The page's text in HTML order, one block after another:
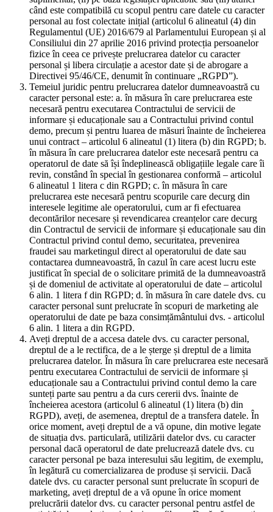
când este compatibilă cu scopul pentru care datele cu caracter
personal au fost colectate inițial (articolul 6 alineatul (4) din
Regulamentul (UE) 2016/679 al Parlamentului European și al
Consiliului din 27 aprilie 2016 privind protecția persoanelor
fizice în ceea ce privește prelucrarea datelor cu caracter
personal și libera circulație a acestor date și de abrogare a
Directivei 95/46/CE, denumit în continuare „RGPD”).
Temeiul juridic pentru prelucrarea datelor dumneavoastră cu
caracter personal este: a. în măsura în care prelucrarea este
necesară pentru executarea Contractului de servicii de
informare și educaționale sau a Contractului privind contul
demo, precum și pentru luarea de măsuri înainte de încheierea
unui contract – articolul 6 alineatul (1) litera (b) din RGPD; b.
în măsura în care prelucrarea datelor este necesară pentru ca
operatorul de date să își îndeplinească obligațiile legale care îi
revin, constând în special în gestionarea conformă – articolul
6 alineatul 1 litera c din RGPD; c. în măsura în care
prelucrarea este necesară pentru scopurile care decurg din
interesele legitime ale operatorului, cum ar fi efectuarea
decontărilor necesare și revendicarea creanțelor care decurg
din Contractul de servicii de informare și educaționale sau din
Contractul privind contul demo, securitatea, prevenirea
fraudei sau marketingul direct al operatorului de date sau
contactarea dumneavoastră, în cazul în care acest lucru este
justificat în special de o solicitare primită de la dumneavoastră
și de domeniul de activitate al operatorului de date – articolul
6 alin. 1 litera f din RGPD; d. în măsura în care datele dvs. cu
caracter personal sunt prelucrate în scopuri de marketing ale
operatorului de date pe baza consimțământului dvs. - articolul
6 alin. 1 litera a din RGPD.
Aveți dreptul de a accesa datele dvs. cu caracter personal,
dreptul de a le rectifica, de a le șterge și dreptul de a limita
prelucrarea datelor. În măsura în care prelucrarea este necesară
pentru executarea Contractului de servicii de informare și
educaționale sau a Contractului privind contul demo la care
sunteți parte sau pentru a da curs cererii dvs. înainte de
încheierea acestora (articolul 6 alineatul (1) litera (b) din
RGPD), aveți, de asemenea, dreptul de a transfera datele. În
orice moment, aveți dreptul de a vă opune, din motive legate
de situația dvs. particulară, utilizării datelor dvs. cu caracter
personal dacă operatorul de date prelucrează datele dvs. cu
caracter personal pe baza interesului său legitim, de exemplu,
în legătură cu comercializarea de produse și servicii. Dacă
datele dvs. cu caracter personal sunt prelucrate în scopuri de
marketing, aveți dreptul de a vă opune în orice moment
prelucrării datelor dvs. cu caracter personal pentru astfel de